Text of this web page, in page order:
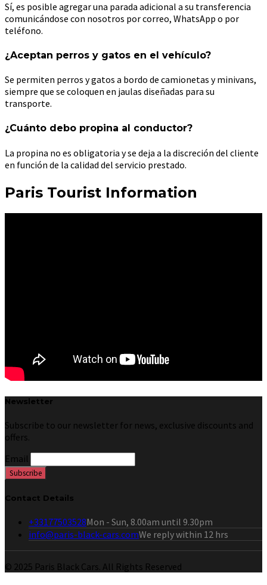
Sí, es posible agregar una parada adicional a su transferencia
comunicándose con nosotros por correo, WhatsApp o por
teléfono.
¿Aceptan perros y gatos en el vehículo?
Se permiten perros y gatos a bordo de camionetas y minivans,
siempre que se coloquen en jaulas diseñadas para su
transporte.
¿Cuánto debo propina al conductor?
La propina no es obligatoria y se deja a la discreción del cliente
en función de la calidad del servicio prestado.
Paris Tourist Information
Newsletter
Subscribe to our newsletter for news, exclusive discounts and
offers.
Email
Contact Details
+33177503528Mon - Sun, 8.00am until 9.30pm
info@paris-black-cars.comWe reply within 12 hrs
© 2025 Paris Black Cars. All Rights Reserved